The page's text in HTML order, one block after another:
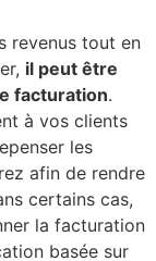
revenus tout en
il peut être
facturation.
à vos clients
les
afin de rendre
certains cas,
la facturation
basée sur